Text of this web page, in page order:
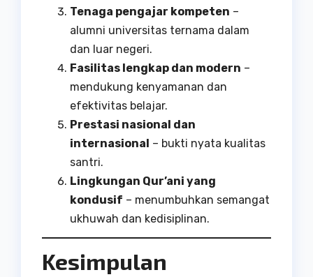
Tenaga pengajar kompeten –
alumni universitas ternama dalam
dan luar negeri.
Fasilitas lengkap dan modern –
mendukung kenyamanan dan
efektivitas belajar.
Prestasi nasional dan
internasional – bukti nyata kualitas
santri.
Lingkungan Qur’ani yang
kondusif – menumbuhkan semangat
ukhuwah dan kedisiplinan.
Kesimpulan